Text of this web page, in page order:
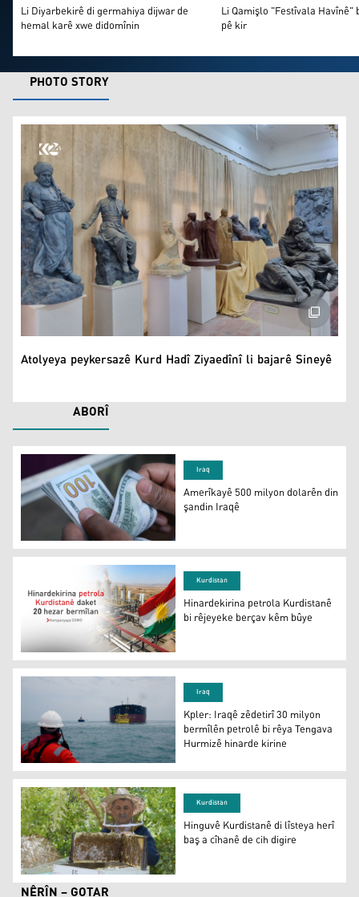
Li Diyarbekirê di germahiya dijwar de
hemal karê xwe didomînin
Li Qamişlo "Festîvala Havînê"
pê kir
PHOTO STORY
Atolyeya peykersazê Kurd Hadî Ziyaedînî li bajarê Sineyê
Atolyeya peykersazê Kurd Hadî Ziyaedînî li bajarê Sineyê
ABORÎ
Amerîkayê 500 milyon dolarên din şandin Iraqê
Iraq
Amerîkayê 500 milyon dolarên din
şandin Iraqê
Hinardekirina petrola Kurdistanê bi rêjeyeke berçav
Kurdistan
Hinardekirina petrola Kurdistanê
bi rêjeyeke berçav kêm bûye
Kpler: Iraqê zêdetirî 30 milyon bermîlên petrolê bi rêya
Iraq
Kpler: Iraqê zêdetirî 30 milyon
bermîlên petrolê bi rêya Tengava
Hurmizê hinarde kirine
Hinguvê Kurdistanê di lîsteya herî baş a cîhanê de cih
Kurdistan
Hinguvê Kurdistanê di lîsteya herî
baş a cîhanê de cih digire